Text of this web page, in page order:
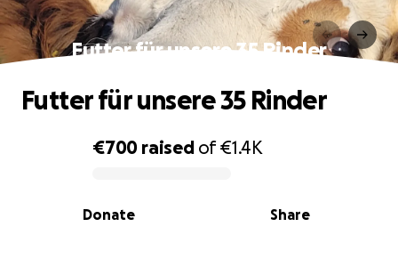
Futter für unsere 35 Rinder
0% complete
€700 raised of€1.4K
Share
Donate
Futter für unsere 35 Rinder